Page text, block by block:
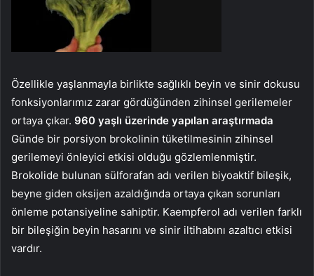
Özellikle yaşlanmayla birlikte sağlıklı beyin ve sinir dokusu
fonksiyonlarımız zarar gördüğünden zihinsel gerilemeler
ortaya çıkar. 960 yaşlı üzerinde yapılan araştırmada
Günde bir porsiyon brokolinin tüketilmesinin zihinsel
gerilemeyi önleyici etkisi olduğu gözlemlenmiştir.
Brokolide bulunan sülforafan adı verilen biyoaktif bileşik,
beyne giden oksijen azaldığında ortaya çıkan sorunları
önleme potansiyeline sahiptir. Kaempferol adı verilen farklı
bir bileşiğin beyin hasarını ve sinir iltihabını azaltıcı etkisi
vardır.